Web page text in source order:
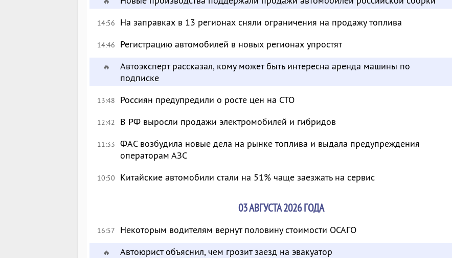
14:56 На заправках в 13 регионах сняли ограничения на продажу топлива
14:46 Регистрацию автомобилей в новых регионах упростят
🔥
Автоэксперт рассказал, кому может быть интересна аренда машины по
подписке
13:48 Россиян предупредили о росте цен на СТО
12:42 В РФ выросли продажи электромобилей и гибридов
11:33 ФАС возбудила новые дела на рынке топлива и выдала предупреждения
операторам АЗС
10:50 Китайские автомобили стали на 51% чаще заезжать на сервис
03 АВГУСТА 2026 ГОДА
16:57 Некоторым водителям вернут половину стоимости ОСАГО
🔥 Автоюрист объяснил, чем грозит заезд на эвакуатор